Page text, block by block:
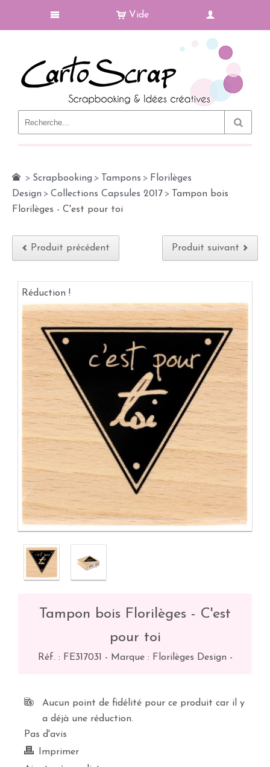
Vide
> Scrapbooking > Tampons > Florilèges
Design > Collections Capsules 2017 >
Tampon bois
Florilèges - C'est pour toi
Produit précédent Produit suivant
Réduction !
Tampon bois Florilèges - C'est
pour toi
Réf. : FE317031 - Marque : Florilèges Design -
Aucun point de fidélité pour ce produit car il y
a déjà une réduction.
Pas d'avis
Imprimer